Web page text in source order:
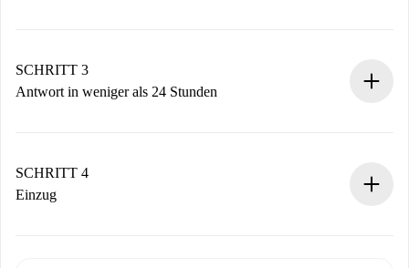
Denk daran, dass wir dich erst belasten, wenn der
Vermieter zustimmt.
SCHRITT 3
Antwort in weniger als 24 Stunden
stellen den Kontakt her.
Wenn der Vermieter ablehnen muss, entstehen keine
SCHRITT 4
Einzug